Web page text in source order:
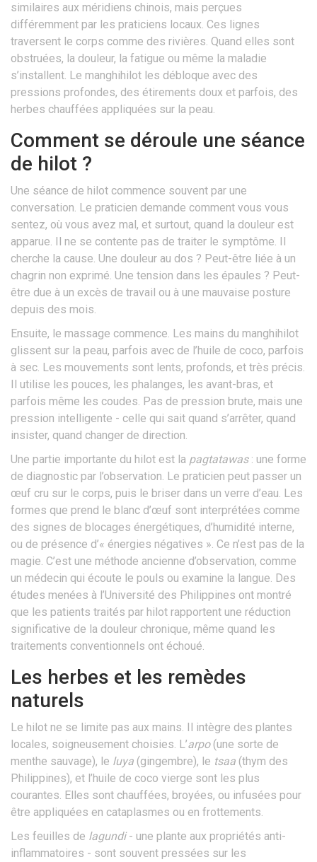
similaires aux méridiens chinois, mais perçues
différemment par les praticiens locaux. Ces lignes
traversent le corps comme des rivières. Quand elles sont
obstruées, la douleur, la fatigue ou même la maladie
s’installent. Le manghihilot les débloque avec des
pressions profondes, des étirements doux et parfois, des
herbes chauffées appliquées sur la peau.
Comment se déroule une séance
de hilot ?
Une séance de hilot commence souvent par une
conversation. Le praticien demande comment vous vous
sentez, où vous avez mal, et surtout, quand la douleur est
apparue. Il ne se contente pas de traiter le symptôme. Il
cherche la cause. Une douleur au dos ? Peut-être liée à un
chagrin non exprimé. Une tension dans les épaules ? Peut-
être due à un excès de travail ou à une mauvaise posture
depuis des mois.
Ensuite, le massage commence. Les mains du manghihilot
glissent sur la peau, parfois avec de l’huile de coco, parfois
à sec. Les mouvements sont lents, profonds, et très précis.
Il utilise les pouces, les phalanges, les avant-bras, et
parfois même les coudes. Pas de pression brute, mais une
pression intelligente - celle qui sait quand s’arrêter, quand
insister, quand changer de direction.
Une partie importante du hilot est la pagtatawas: une forme
de diagnostic par l’observation. Le praticien peut passer un
œuf cru sur le corps, puis le briser dans un verre d’eau. Les
formes que prend le blanc d’œuf sont interprétées comme
des signes de blocages énergétiques, d’humidité interne,
ou de présence d’« énergies négatives ». Ce n’est pas de la
magie. C’est une méthode ancienne d’observation, comme
un médecin qui écoute le pouls ou examine la langue. Des
études menées à l’Université des Philippines ont montré
que les patients traités par hilot rapportent une réduction
significative de la douleur chronique, même quand les
traitements conventionnels ont échoué.
Les herbes et les remèdes
naturels
Le hilot ne se limite pas aux mains. Il intègre des plantes
locales, soigneusement choisies. L’arpo(une sorte de
menthe sauvage), le luya (gingembre), le tsaa (thym des
Philippines), et l’huile de coco vierge sont les plus
courantes. Elles sont chauffées, broyées, ou infusées pour
être appliquées en cataplasmes ou en frottements.
Les feuilles de lagundi- une plante aux propriétés anti-
inflammatoires - sont souvent pressées sur les